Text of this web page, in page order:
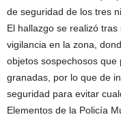
de seguridad de los tres
El hallazgo se realizó
vigilancia en la zona,
objetos sospechosos
granadas, por lo que de
seguridad para evitar
Elementos de la Policía